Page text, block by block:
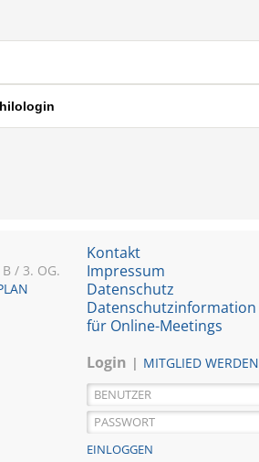
/ 3. OG.
Kontakt
Impressum
Datenschutz
Datenschutzinformation
für Online-Meetings
Login
MITGLIED WERDEN